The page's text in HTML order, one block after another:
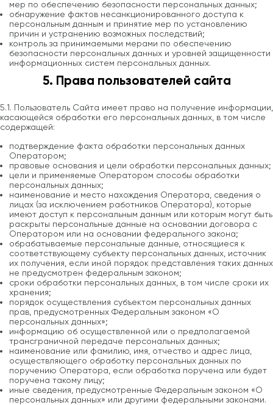
мер по обеспечению безопасности персональных данных;
обнаружение фактов несанкционированного доступа к
персональным данным и принятие мер по установлению
причин и устранению возможных последствий;
контроль за принимаемыми мерами по обеспечению
безопасности персональных данных и уровней защищенности
информационных систем персональных данных.
5. Права пользователей сайта
5.1. Пользователь Сайта имеет право на получение информации,
касающейся обработки его персональных данных, в том числе
содержащей:
подтверждение факта обработки персональных данных
Оператором;
правовые основания и цели обработки персональных данных;
цели и применяемые Оператором способы обработки
персональных данных;
наименование и место нахождения Оператора, сведения о
лицах (за исключением работников Оператора), которые
имеют доступ к персональным данным или которым могут быть
раскрыты персональные данные на основании договора с
Оператором или на основании федерального закона;
обрабатываемые персональные данные, относящиеся к
соответствующему субъекту персональных данных, источник
их получения, если иной порядок представления таких данных
не предусмотрен федеральным законом;
сроки обработки персональных данных, в том числе сроки их
хранения;
порядок осуществления субъектом персональных данных
прав, предусмотренных Федеральным законом «О
персональных данных»;
информацию об осуществленной или о предполагаемой
трансграничной передаче персональных данных;
наименование или фамилию, имя, отчество и адрес лица,
осуществляющего обработку персональных данных по
поручению Оператора, если обработка поручена или будет
поручена такому лицу;
иные сведения, предусмотренные Федеральным законом «О
персональных данных» или другими федеральными законами.